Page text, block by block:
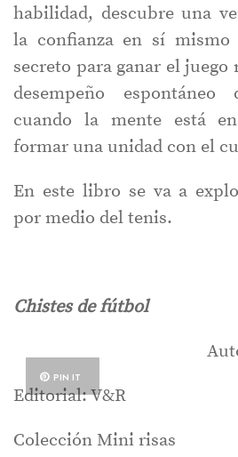
habilidad, descubre una
la confianza en sí
secreto para ganar el
desempeño
cuando la mente está
formar una unidad con el
En este libro se va a
por medio del tenis.
Chistes de fútbol
PIN IT
Editorial: V&R
Colección Mini risas